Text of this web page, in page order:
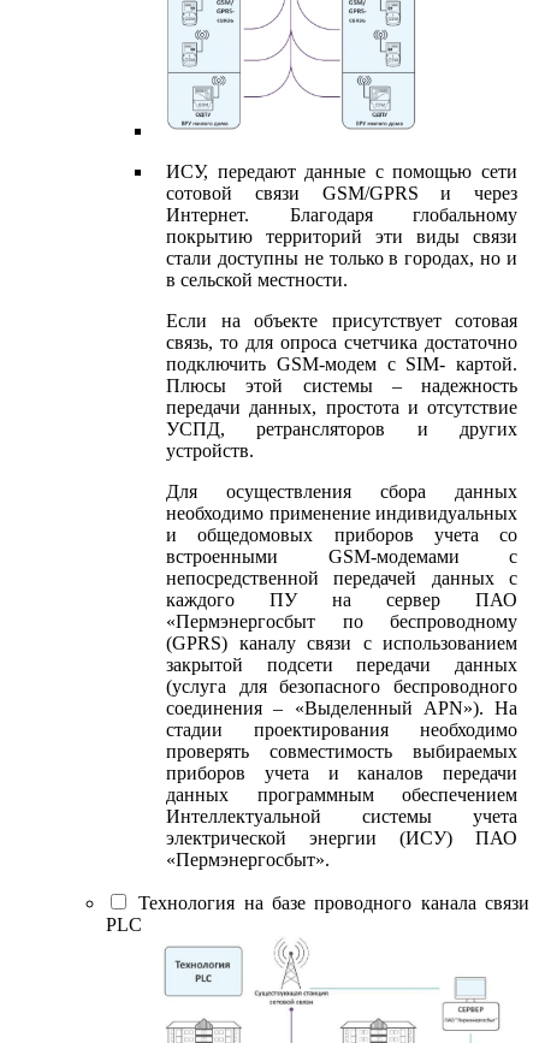
ИСУ, передают данные с помощью сети
сотовой связи GSM/GPRS и через
Интернет. Благодаря глобальному
покрытию территорий эти виды связи
стали доступны не только в городах, но и
в сельской местности.
Если на объекте присутствует сотовая
связь, то для опроса счетчика достаточно
подключить GSM-модем с SIM- картой.
Плюсы этой системы – надежность
передачи данных, простота и отсутствие
УСПД, ретрансляторов и других
устройств.
Для осуществления сбора данных
необходимо применение индивидуальных
и общедомовых приборов учета со
встроенными GSM-модемами с
непосредственной передачей данных с
каждого ПУ на сервер ПАО
«Пермэнергосбыт по беспроводному
(GPRS) каналу связи с использованием
закрытой подсети передачи данных
(услуга для безопасного беспроводного
соединения – «Выделенный APN»). На
стадии проектирования необходимо
проверять совместимость выбираемых
приборов учета и каналов передачи
данных программным обеспечением
Интеллектуальной системы учета
электрической энергии (ИСУ) ПАО
«Пермэнергосбыт».
Технология на базе проводного канала связи
PLC